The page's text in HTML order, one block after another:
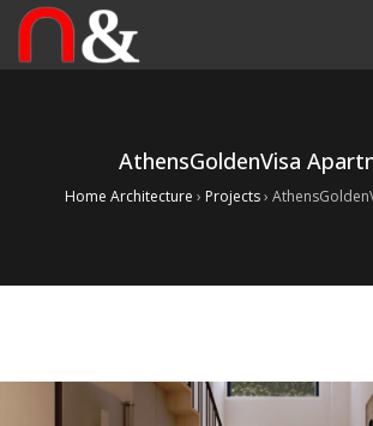
AthensGoldenVisa
Home Architecture › Projects›